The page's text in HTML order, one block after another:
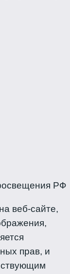
РФ
веб-сайте,
прав, и